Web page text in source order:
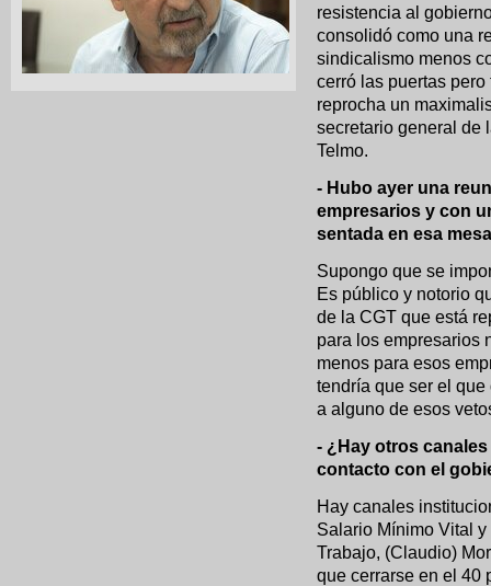
resistencia al
consolidó como una
sindicalismo menos
cerró las puertas
reprocha un
secretario general de
Telmo.
- Hubo ayer una
empresarios y con
sentada en esa
Supongo que se
Es público y notorio
de la CGT que está
para los empresarios
menos para esos
tendría que ser el
a alguno de esos
- ¿Hay otros
contacto con el
Hay canales
Salario Mínimo Vital
Trabajo, (Claudio)
que cerrarse en el 40